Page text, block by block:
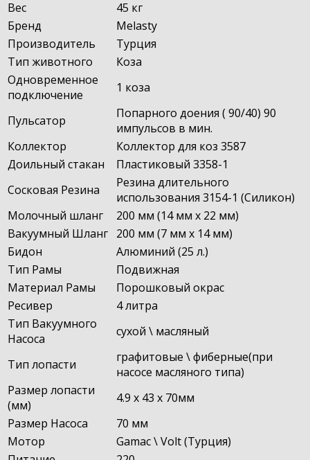
Вес
45 кг
Бренд
Melasty
Производитель
Турция
Тип животного
Коза
Одновременное
подключение
1 коза
Пульсатор
Попарного доения ( 90/40) 90
импульсов в мин.
Коллектор
Коллектор для коз 3587
Доильный стакан
Пластиковый 3358-1
Сосковая Резина
Резина длительного
использования 3154-1 (Силикон)
Молочный шланг
200 мм (14 мм x 22 мм)
Вакуумный Шланг 200 мм (7 мм x 14 мм)
Бидон
Алюминий (25 л.)
Тип Рамы
Подвижная
Материал Рамы
Порошковый окрас
Ресивер
4 литра
Тип Вакуумного
Насоса
сухой \ масляный
Тип лопасти
графитовые \ фиберные(при
насосе масляного типа)
Размер лопасти
(мм)
4.9 x 43 x 70мм
Размер Насоса
70 мм
Мотор
Gamac \ Volt (Турция)